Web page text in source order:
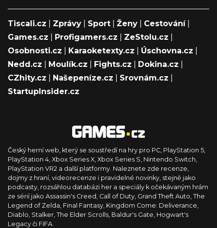
Tiscali.cz Zprávy Sport Ženy Cestování|
Games.cz
Profigamers.cz ZeStolu.cz
Osobnosti.cz
Karaoketexty.cz Úschovna.cz
Nedd.cz
Moulík.cz Fights.cz Dokina.cz
CZhity.cz
Našepeníze.cz Srovnám.cz
StartupInsider.cz
Český herní web, který se soustředí na hry pro PC, PlayStation 5,
PlayStation 4, Xbox Series X, Xbox Series S, Nintendo Switch,
PlayStation VR2 a další platformy. Naleznete zde recenze,
dojmy z hraní, videorecenze i pravidelné novinky, stejně jako
podcasty, rozsáhlou databázi her a speciály k očekávaným hrám
ze sérií jako Assassin's Creed, Call of Duty, Grand Theft Auto, The
Legend of Zelda, Final Fantasy, Kingdom Come: Deliverance,
Diablo, Stalker, The Elder Scrolls, Baldur's Gate, Hogwart's
Legacy či FIFA.